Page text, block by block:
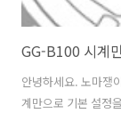
GG-B100 시계
안녕하세요. 노마쟁
계만으로 기본 설정